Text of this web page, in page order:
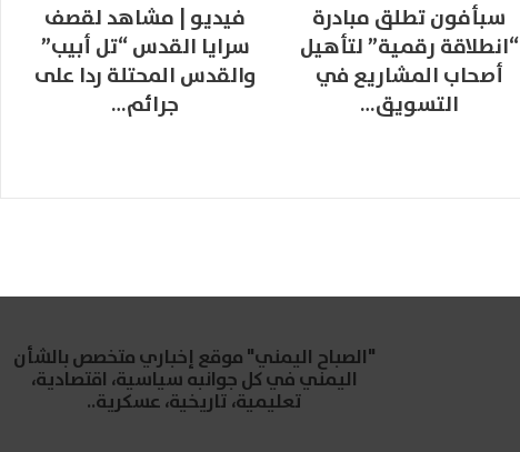
سبأفون تطلق مبادرة
“انطلاقة رقمية” لتأهيل
أصحاب المشاريع في
التسويق…
فيديو | مشاهد لقصف
سرايا القدس “تل أبيب”
والقدس المحتلة ردا على
جرائم…
"الصباح اليمني" موقع إخباري متخصص بالشأن
اليمني في كل جوانبه سياسية، اقتصادية،
تعليمية، تاريخية، عسكرية..